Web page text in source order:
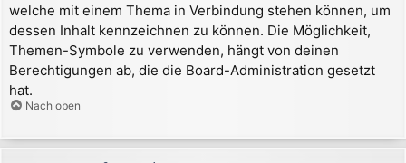
welche mit einem Thema in Verbindung stehen können, um
dessen Inhalt kennzeichnen zu können. Die Möglichkeit,
Themen-Symbole zu verwenden, hängt von deinen
Berechtigungen ab, die die Board-Administration gesetzt
hat.
Nach oben